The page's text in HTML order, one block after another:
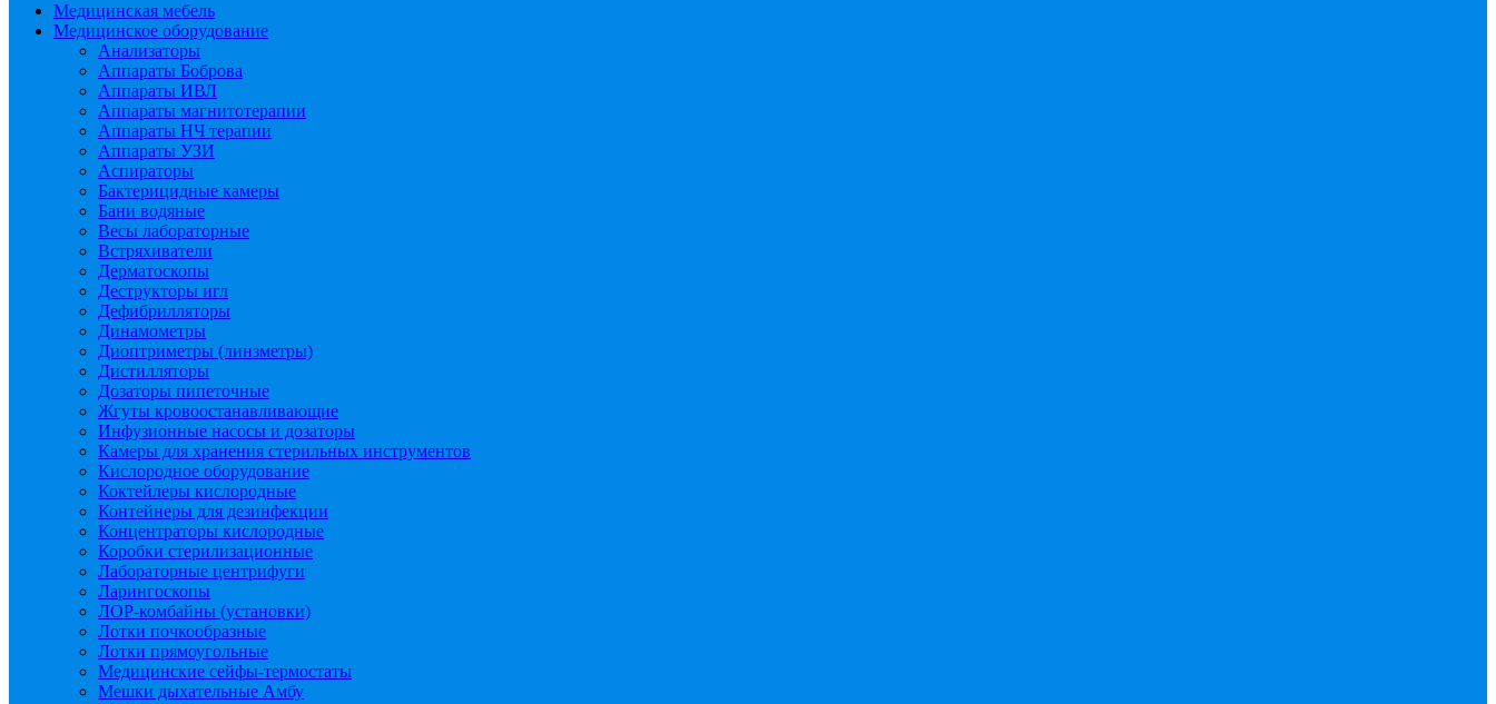
Медицинская мебель
Медицинское оборудование
Анализаторы
Аппараты Боброва
Аппараты ИВЛ
Аппараты магнитотерапии
Аппараты НЧ терапии
Аппараты УЗИ
Аспираторы
Бактерицидные камеры
Бани водяные
Весы лабораторные
Встряхиватели
Дерматоскопы
Деструкторы игл
Дефибрилляторы
Динамометры
Диоптриметры (линзметры)
Дистилляторы
Дозаторы пипеточные
Жгуты кровоостанавливающие
Инфузионные насосы и дозаторы
Камеры для хранения стерильных инструментов
Кислородное оборудование
Коктейлеры кислородные
Контейнеры для дезинфекции
Концентраторы кислородные
Коробки стерилизационные
Лабораторные центрифуги
Ларингоскопы
ЛОР-комбайны (установки)
Лотки почкообразные
Лотки прямоугольные
Медицинские сейфы-термостаты
Мешки дыхательные Амбу